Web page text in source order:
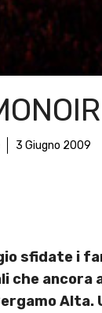
3 Giugno 2009
sfidate i
che ancora
Alta.